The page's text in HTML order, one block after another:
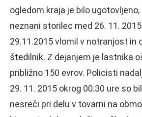
ogledom kraja je bilo ugotovljeno,
neznani storilec med 26. 11.
29.11.2015 vlomil v notranjost in
štedilnik. Z dejanjem je lastnika
približno 150 evrov. Policisti
29. 11. 2015 okrog 00.30 ure so
nesreči pri delu v tovarni na